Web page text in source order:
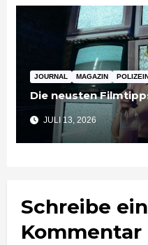
JOURNAL MAGAZIN
Die neusten
JULI 13, 2026
Schreibe
Kommentar